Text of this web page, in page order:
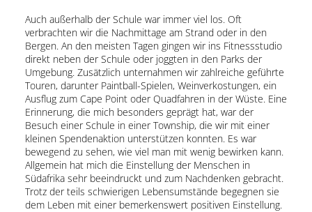
Auch außerhalb der Schule war immer viel los. Oft
verbrachten wir die Nachmittage am Strand oder in den
Bergen. An den meisten Tagen gingen wir ins Fitnessstudio
direkt neben der Schule oder joggten in den Parks der
Umgebung. Zusätzlich unternahmen wir zahlreiche geführte
Touren, darunter Paintball-Spielen, Weinverkostungen, ein
Ausflug zum Cape Point oder Quadfahren in der Wüste. Eine
Erinnerung, die mich besonders geprägt hat, war der
Besuch einer Schule in einer Township, die wir mit einer
kleinen Spendenaktion unterstützen konnten. Es war
bewegend zu sehen, wie viel man mit wenig bewirken kann.
Allgemein hat mich die Einstellung der Menschen in
Südafrika sehr beeindruckt und zum Nachdenken gebracht.
Trotz der teils schwierigen Lebensumstände begegnen sie
dem Leben mit einer bemerkenswert positiven Einstellung.